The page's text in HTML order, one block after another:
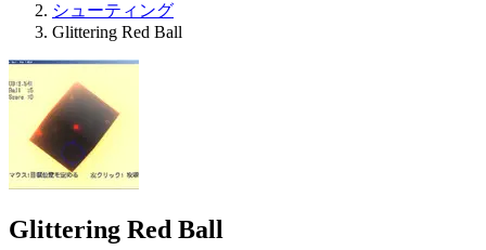
シューティング
Glittering Red Ball
Glittering Red Ball